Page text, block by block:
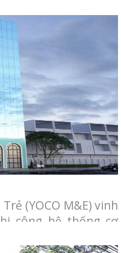
ty Phát Điện 3. Địa
House số 60, 62, 64,
(YOCO M&E) vinh
công hệ thống cơ